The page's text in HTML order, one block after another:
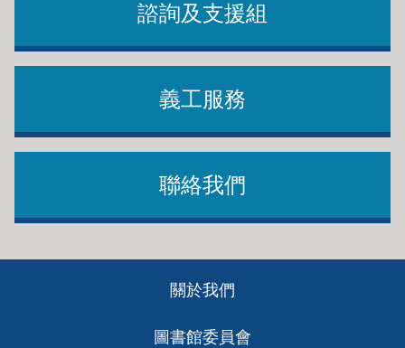
諮詢及支援組
義工服務
聯絡我們
關於我們
圖書館委員會